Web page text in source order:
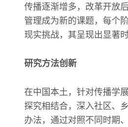
传播逐渐增多，改革开放
管理成为新的课题，每个
现实挑战，其呈现出显著时
研究方法创新
在中国本土，针对传播学
探究相结合，深入社区、
办法，通过对照不同时期